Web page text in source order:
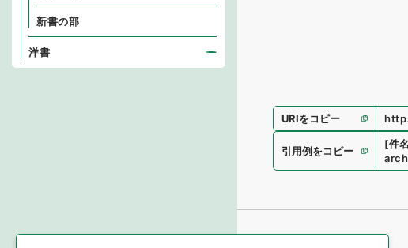
URIをコピー
引用例をコピー
[件
新書の部
洋書